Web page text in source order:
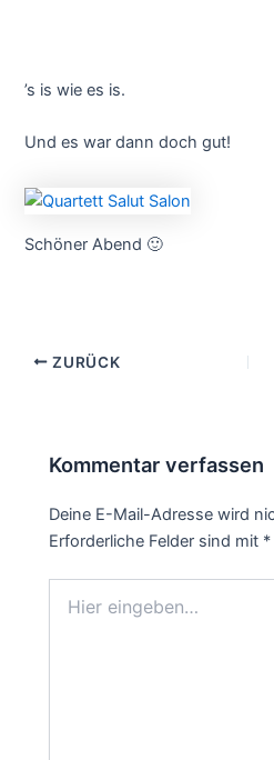
’s is wie es is.
Und es war dann doch gut!
Schöner Abend 🙂
ZURÜCK
Kommentar verfassen
Deine E-Mail-Adresse wird
Erforderliche Felder sind mit *
eingeben…